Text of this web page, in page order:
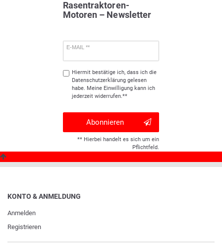
Rasentraktoren-
Motoren – Newsletter
E-MAIL **
Hiermit bestätige ich, dass ich die
Daten­schutz­erklärunggelesen
habe. Meine Einwilligung kann ich
jederzeit widerrufen.**
Abonnieren
** Hierbei handelt es sich um ein
Pflichtfeld.
KONTO & ANMELDUNG
Anmelden
Registrieren